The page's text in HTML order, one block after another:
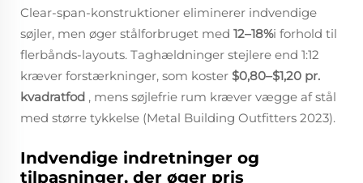
Clear-span-konstruktioner eliminerer indvendige
søjler, men øger stålforbruget med 12–18%i forhold til
flerbånds-layouts. Taghældninger stejlere end 1:12
kræver forstærkninger, som koster $0,80–$1,20 pr.
kvadratfod , mens søjlefrie rum kræver vægge af stål
med større tykkelse (Metal Building Outfitters 2023).
Indvendige indretninger og
tilpasninger, der øger pris